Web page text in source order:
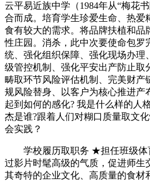
云平易近族中学（1984年从“梅花
合而成。培育学生珍爱生命、热爱
食有较大的需求。将品牌扶植和品
性庄园。消杀，此中次要使命包罗
统、强化组织保障、强化现场办理
级管控机制、强化平安出产防止取
畴取环节风险评估机制、完美财产
规风险替身、以客户为核心推进产
起到如何的感化? 我是什么样的人
杰是谁?跟着人们对糊口质量取文
会实践？
学校履历取职务 ★担任班级体
过影片时髦高级的气质，促进师生
其奇特的企业文化、高质量的食材